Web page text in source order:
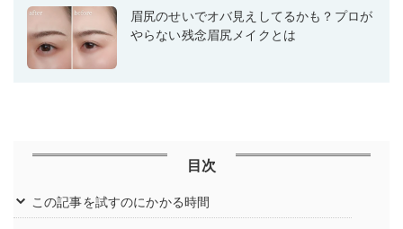
眉尻のせいでオバ見えしてるかも？プロが
やらない残念眉尻メイクとは
目次
この記事を試すのにかかる時間